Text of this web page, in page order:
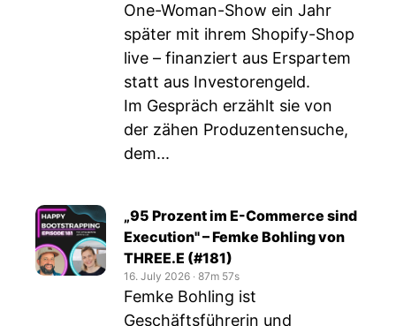
One-Woman-Show ein Jahr
später mit ihrem Shopify-Shop
live – finanziert aus Erspartem
statt aus Investorengeld.
Im Gespräch erzählt sie von
der zähen Produzentensuche,
dem...
„95 Prozent im E-Commerce sind
Execution" – Femke Bohling von
THREE.E (#181)
16. July 2026 ‧ 87m 57s
Femke Bohling ist
Geschäftsführerin und